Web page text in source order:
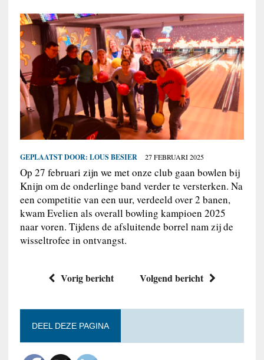
GEPLAATST DOOR: LOUS BESIER 27 FEBRUARI 2025
Op 27 februari zijn we met onze club gaan bowlen bij
Knijn om de onderlinge band verder te versterken. Na
een competitie van een uur, verdeeld over 2 banen,
kwam Evelien als overall bowling kampioen 2025
naar voren. Tijdens de afsluitende borrel nam zij de
wisseltrofee in ontvangst.
Vorig bericht Volgend bericht
DEEL DEZE PAGINA